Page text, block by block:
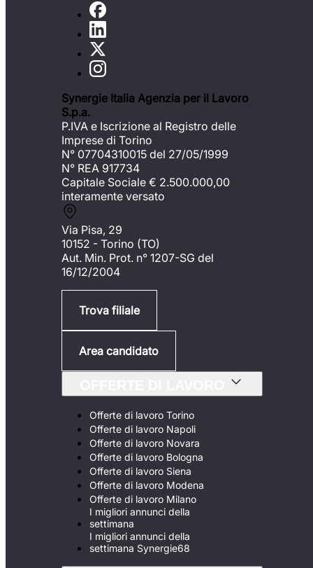
Synergie Italia Agenzia per il Lavoro
S.p.a.
P.IVA e Iscrizione al Registro delle
Imprese di Torino
N° 07704310015 del 27/05/1999
N° REA 917734
Capitale Sociale € 2.500.000,00
interamente versato
Via Pisa, 29
10152 - Torino (TO)
Aut. Min. Prot. n° 1207-SG del
16/12/2004
Trova filiale
Area candidato
Offerte di lavoro Torino
Offerte di lavoro Napoli
Offerte di lavoro Novara
Offerte di lavoro Bologna
Offerte di lavoro Siena
Offerte di lavoro Modena
Offerte di lavoro Milano
I migliori annunci della
settimana
I migliori annunci della
settimana Synergie68